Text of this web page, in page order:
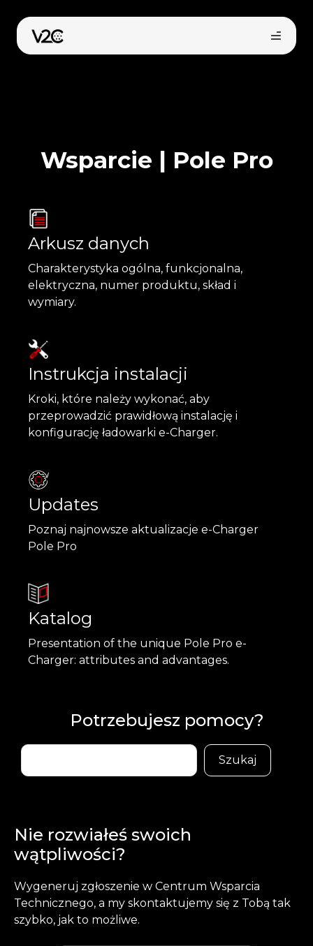
treści
Wsparcie | Pole Pro
Arkusz danych
Charakterystyka ogólna, funkcjonalna,
elektryczna, numer produktu, skład i
wymiary.
Instrukcja instalacji
Kroki, które należy wykonać, aby
przeprowadzić prawidłową instalację i
konfigurację ładowarki e-Charger.
Updates
Poznaj najnowsze aktualizacje e-Charger
Pole Pro
Katalog
Presentation of the unique Pole Pro e-
Charger: attributes and advantages.
Potrzebujesz pomocy?
Buscar
Szukaj
Nie rozwiałeś swoich
wątpliwości?
Wygeneruj zgłoszenie w Centrum Wsparcia
Technicznego, a my skontaktujemy się z Tobą tak
szybko, jak to możliwe.